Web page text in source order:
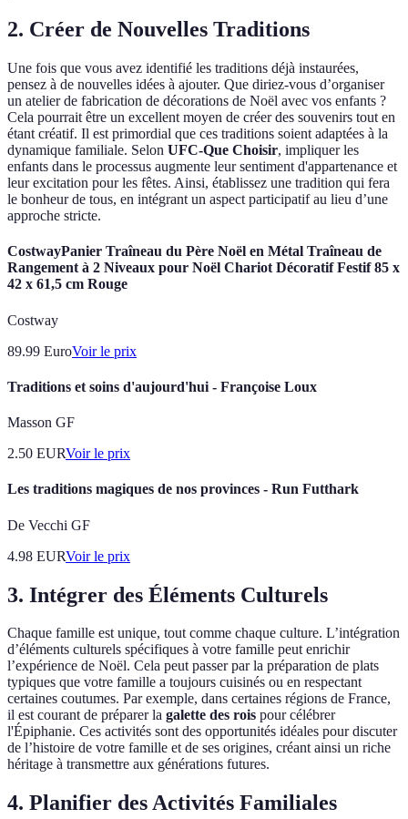
2. Créer de Nouvelles Traditions
Une fois que vous avez identifié les traditions déjà instaurées,
pensez à de nouvelles idées à ajouter. Que diriez-vous d’organiser
un atelier de fabrication de décorations de Noël avec vos enfants ?
Cela pourrait être un excellent moyen de créer des souvenirs tout en
étant créatif. Il est primordial que ces traditions soient adaptées à la
dynamique familiale. Selon UFC-Que Choisir, impliquer les
enfants dans le processus augmente leur sentiment d'appartenance et
leur excitation pour les fêtes. Ainsi, établissez une tradition qui fera
le bonheur de tous, en intégrant un aspect participatif au lieu d’une
approche stricte.
CostwayPanier Traîneau du Père Noël en Métal Traîneau de
Rangement à 2 Niveaux pour Noël Chariot Décoratif Festif 85 x
42 x 61,5 cm Rouge
Costway
89.99 EuroVoir le prix
Traditions et soins d'aujourd'hui - Françoise Loux
Masson GF
2.50 EURVoir le prix
Les traditions magiques de nos provinces - Run Futthark
De Vecchi GF
4.98 EURVoir le prix
3. Intégrer des Éléments Culturels
Chaque famille est unique, tout comme chaque culture. L’intégration
d’éléments culturels spécifiques à votre famille peut enrichir
l’expérience de Noël. Cela peut passer par la préparation de plats
typiques que votre famille a toujours cuisinés ou en respectant
certaines coutumes. Par exemple, dans certaines régions de France,
il est courant de préparer la galette des rois pour célébrer
l'Épiphanie. Ces activités sont des opportunités idéales pour discuter
de l’histoire de votre famille et de ses origines, créant ainsi un riche
héritage à transmettre aux générations futures.
4. Planifier des Activités Familiales